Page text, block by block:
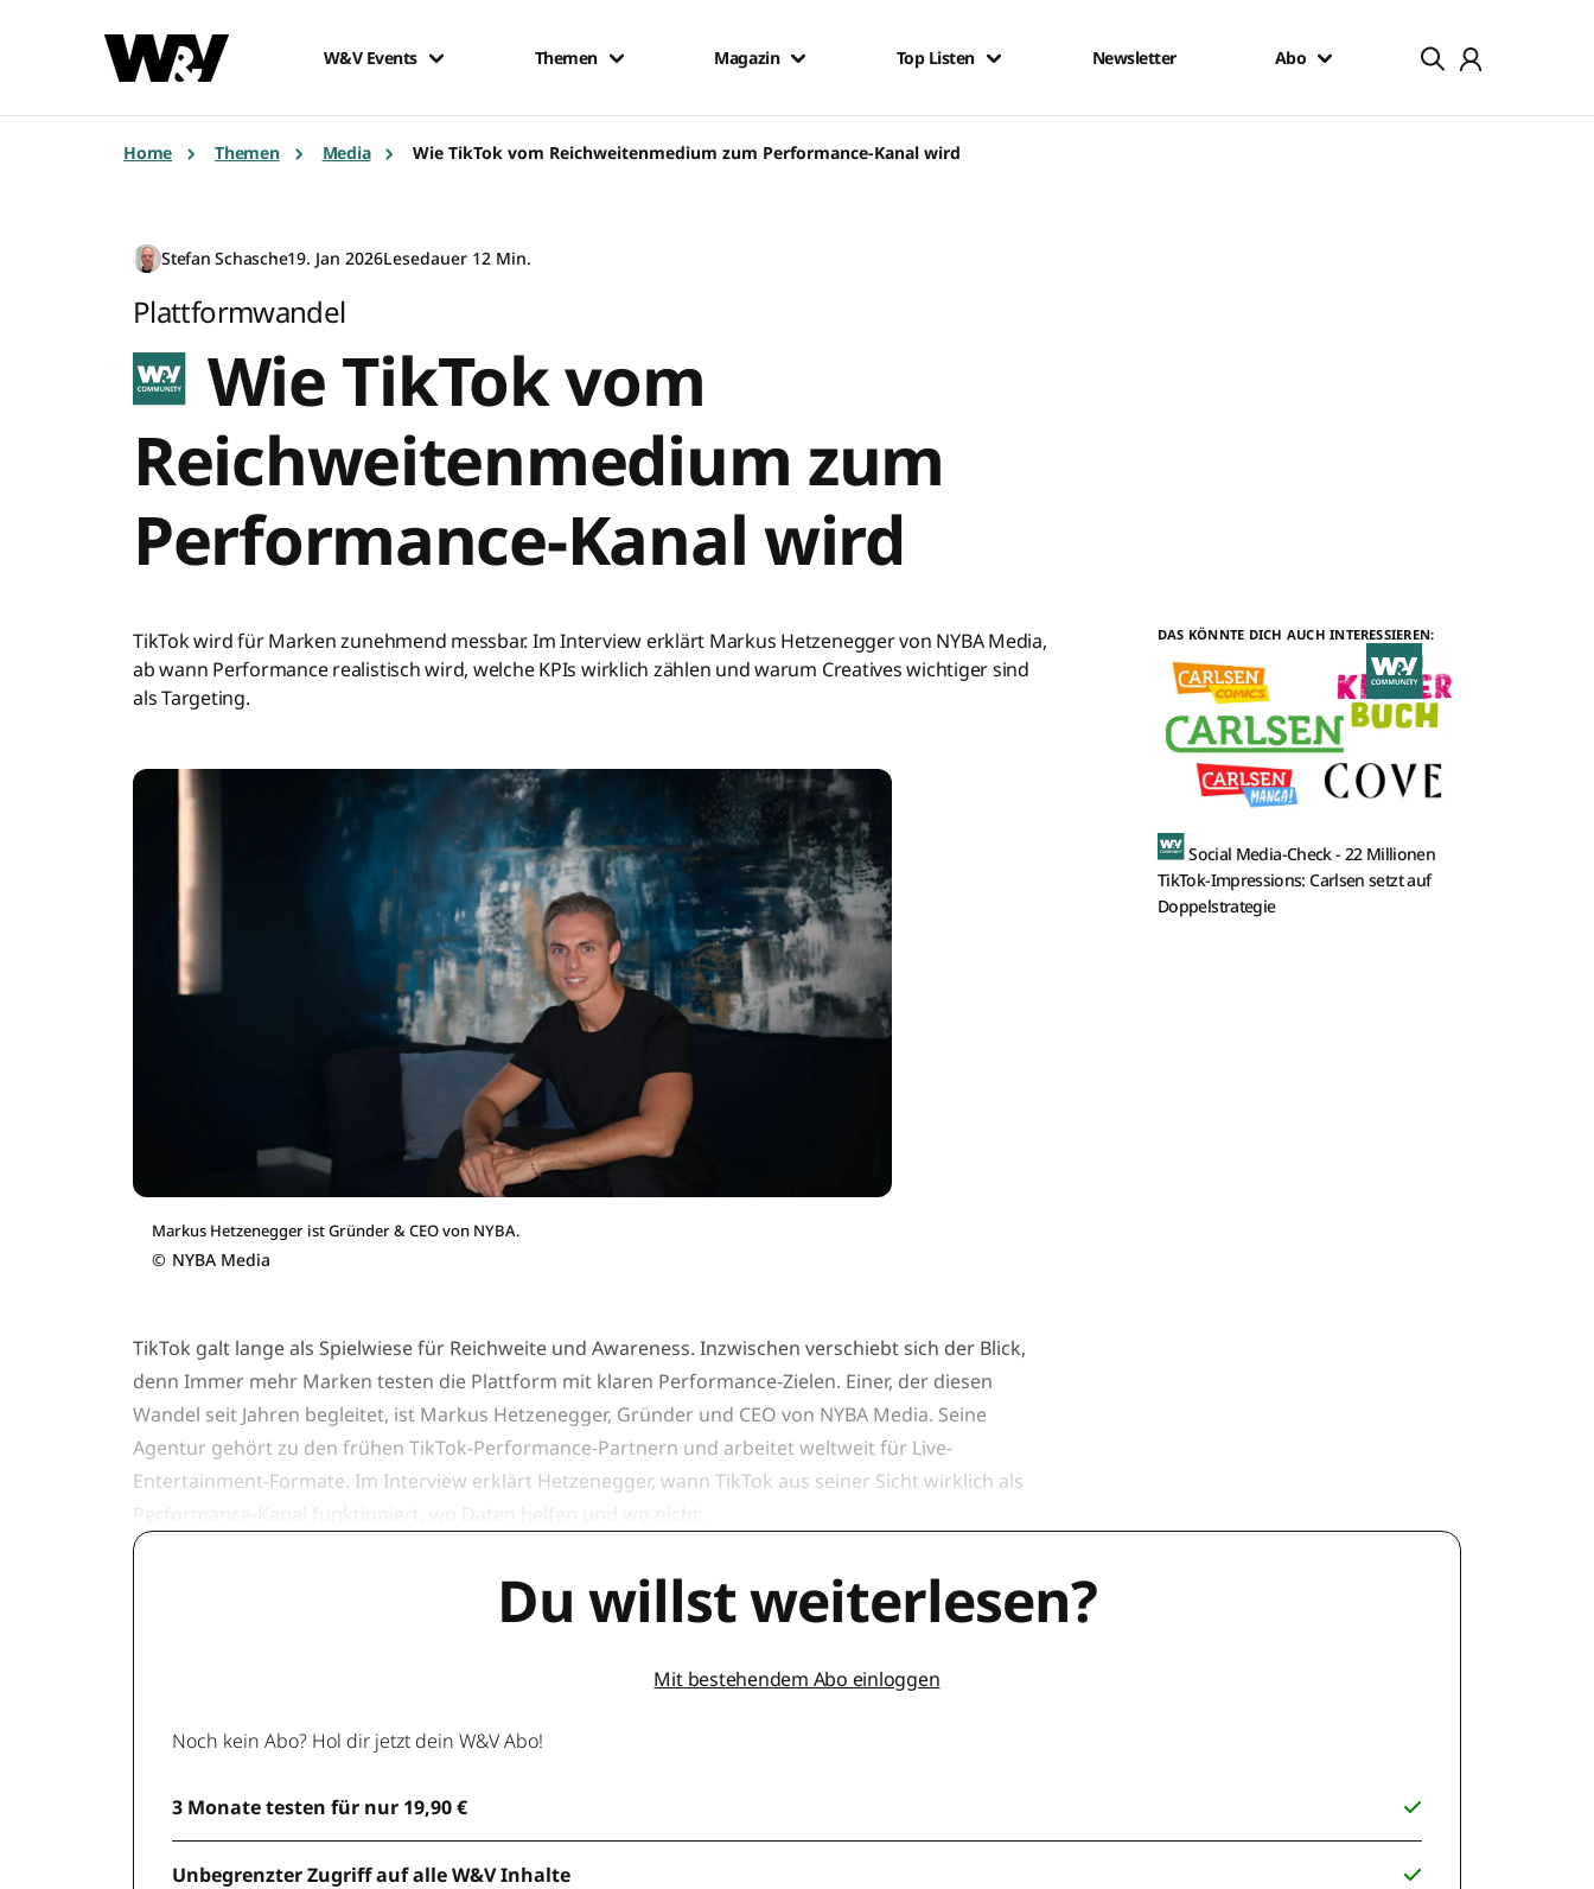
W&V Events Themen Magazin Top Listen Newsletter Abo
Home Themen Media Wie TikTok vom Reichweitenmedium zum Performance-Kanal wird
Stefan Schasche19. Jan 2026Lesedauer 12 Min.
Plattformwandel
Wie TikTok vom
Reichweitenmedium zum
Performance-Kanal wird
TikTok wird für Marken zunehmend messbar. Im Interview erklärt Markus Hetzenegger von NYBA Media,
ab wann Performance realistisch wird, welche KPIs wirklich zählen und warum Creatives wichtiger sind
als Targeting.
Markus Hetzenegger ist Gründer & CEO von NYBA.
© NYBA Media
TikTok galt lange als Spielwiese für Reichweite und Awareness. Inzwischen verschiebt sich der Blick,
denn Immer mehr Marken testen die Plattform mit klaren Performance-Zielen. Einer, der diesen
Wandel seit Jahren begleitet, ist Markus Hetzenegger, Gründer und CEO von NYBA Media. Seine
Agentur gehört zu den frühen TikTok-Performance-Partnern und arbeitet weltweit für Live-
Entertainment-Formate. Im Interview erklärt Hetzenegger, wann TikTok aus seiner Sicht wirklich als
DAS KÖNNTE DICH AUCH INTERESSIEREN:
Social Media-Check - 22 Millionen
TikTok-Impressions: Carlsen setzt auf
Doppelstrategie
Du willst weiterlesen?
Mit bestehendem Abo einloggen
Noch kein Abo? Hol dir jetzt dein W&V Abo!
3 Monate testen für nur 19,90 €
Unbegrenzter Zugriff auf alle W&V Inhalte